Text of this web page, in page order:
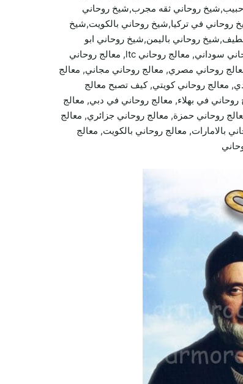
روحاني ثقه مجرب,شيخ روحاني
في تركيا,شيخ روحاني بالكويت,شيخ
روحاني باليمن,شيخ روحاني ابو
مريم,شيخ روحاني الدفع بعد العمل,شيخ روحاني الدفع بعد البرهان,معالج روحاني سابق, معالج روحاني اردني, معالج روحاني مغربي, معالج روحاني سوداني, معالج روحاني ltc, معالج روحاني
روحاني مصري, معالج روحاني مجاني, معالج
معالج روحاني كويتي, كيف تصبح معالج
في بهلاء, معالج روحاني في دبي, معالج
روحاني حمزة, معالج روحاني جزائري, معالج
بالامارات, معالج روحاني بالكويت, معالج